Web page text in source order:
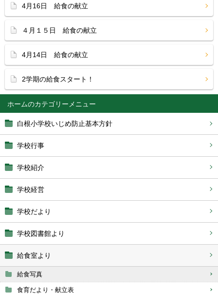
ホーム
白根小学校いじめ防止基本方針
学校行事
学校紹介
学校経営
学校だより
学校図書館より
給食室より
給食写真
食育だより・献立表
4月16日 給食の献立
４月１５日 給食の献立
4月14日 給食の献立
2学期の給食スタート！